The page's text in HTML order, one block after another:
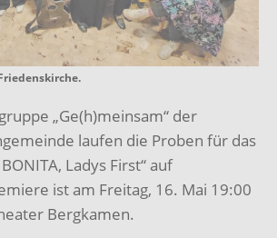
„Ge(h)meinsam“ der
laufen die Proben für das
Ladys First“ auf
ist am Freitag, 16. Mai 19:00
Bergkamen.